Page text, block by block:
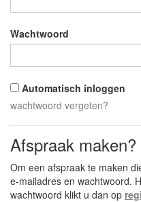
Wachtwoord
Automatisch inloggen
wachtwoord vergeten?
Afspraak maken?
Om een afspraak te maken
e-mailadres en wachtwoord.
wachtwoord klikt u dan op